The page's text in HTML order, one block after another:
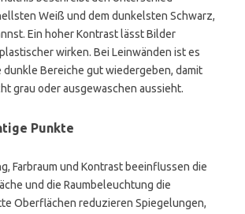
Weiß und dem dunkelsten Schwarz,
Ein hoher Kontrast lässt Bilder
wirken. Bei Leinwänden ist es
dunkle Bereiche gut wiedergeben, damit
grau oder ausgewaschen aussieht.
Punkte
Farbraum und Kontrast beeinflussen die
und die Raumbeleuchtung die
Oberflächen reduzieren Spiegelungen,